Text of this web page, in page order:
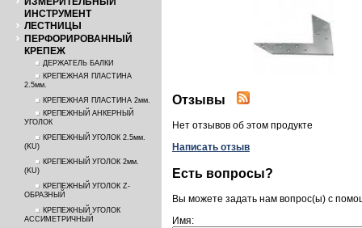
ИНСТРУМЕНТ
ЛЕСТНИЦЫ
ПЕРФОРИРОВАННЫЙ
КРЕПЕЖ
ДЕРЖАТЕЛЬ БАЛКИ
КРЕПЕЖНАЯ ПЛАСТИНА
2.5мм.
КРЕПЕЖНАЯ ПЛАСТИНА 2мм.
КРЕПЕЖНЫЙ АНКЕРНЫЙ
УГОЛОК
КРЕПЕЖНЫЙ УГОЛОК 2.5мм.
(KU)
КРЕПЕЖНЫЙ УГОЛОК 2мм.
(KU)
КРЕПЕЖНЫЙ УГОЛОК Z-
ОБРАЗНЫЙ
КРЕПЕЖНЫЙ УГОЛОК
АССИМЕТРИЧНЫЙ
Отзывы
Нет отзывов об этом продукте
Написать отзыв
Есть вопросы?
Вы можете задать нам вопрос(ы) с
Имя: